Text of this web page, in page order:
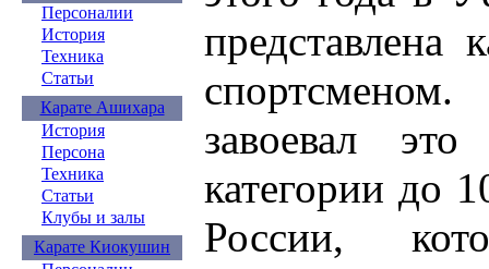
Персоналии
История
Техника
Статьи
Карате Ашихара
История
Персона
Техника
Статьи
Клубы и залы
Карате Киокушин
завоевал
категории до
России,